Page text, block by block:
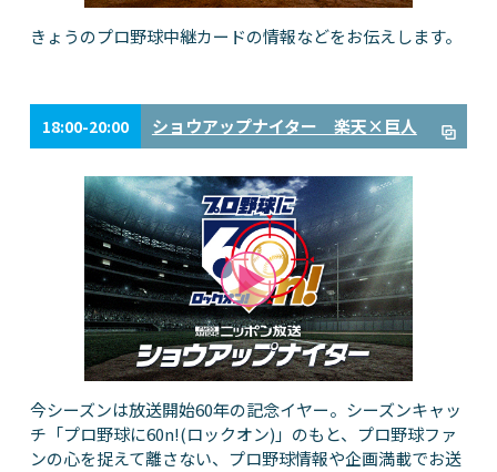
きょうのプロ野球中継カードの情報などをお伝えします。
18:00-20:00 ショウアップナイター 楽天×巨人
今シーズンは放送開始60年の記念イヤー。シーズンキャッ
チ「プロ野球に60n!(ロックオン)」のもと、プロ野球ファ
ンの心を捉えて離さない、プロ野球情報や企画満載でお送